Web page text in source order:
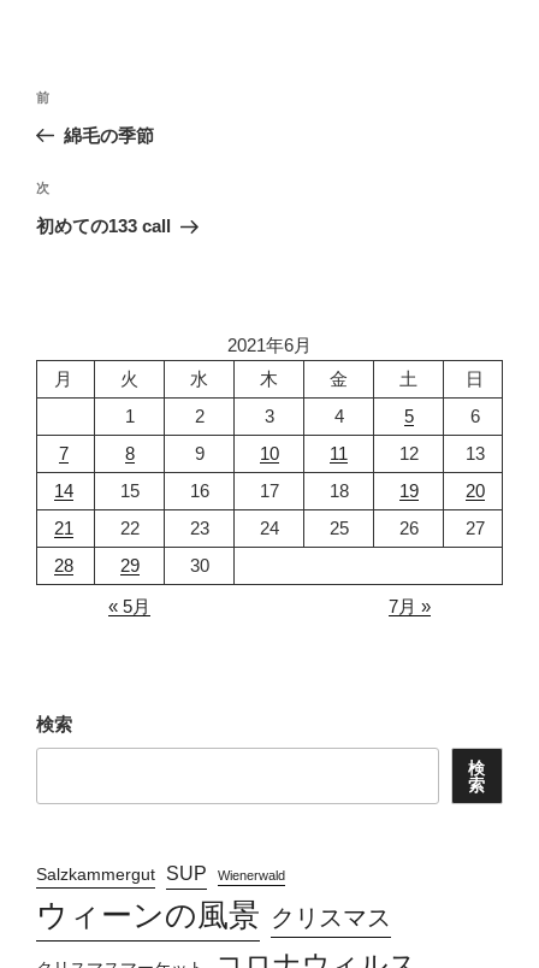
投
ビ
ゲ
ン
前
の
稿
前
綿毛の季節
次
の
次
初めての133 call
2021年6月
月
火 水 木 金 土
日
1
2 3 4 5
6
7
8 9 10 11 12
13
14
15 16 17 18 19
20
21
22 23 24 25 26
27
28
29
30
« 5月
7月 »
検索
検
索
Salzkammergut SUP Wienerwald
ウィーンの風景 クリスマス